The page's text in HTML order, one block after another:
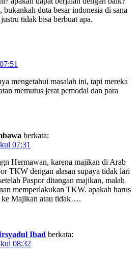
duta besar indonesia di sana
tidak bisa berbuat apa.
mengetahui masalah ini, tapi mereka
memutus jerat pemodal dan para
berkata:
07:31
Hermawan, karena majikan di Arab
TKW dengan alasan supaya tidak lari
Paspor ditangan majikan, malah
memperlakukan TKW. apakah harus
ke Majikan atau tidak….
Ibad berkata:
08:32